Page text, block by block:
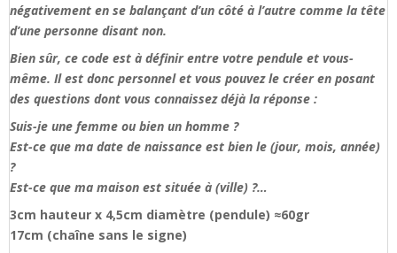
négativement en se balançant d’un côté à l’autre comme la tête
d’une personne disant non.
Bien sûr, ce code est à définir entre votre pendule et vous-
même. Il est donc personnel et vous pouvez le créer en posant
des questions dont vous connaissez déjà la réponse :
Suis-je une femme ou bien un homme ?
Est-ce que ma date de naissance est bien le (jour, mois, année)
?
Est-ce que ma maison est située à (ville) ?…
3cm hauteur x 4,5cm diamètre (pendule) ≈60gr
17cm (chaîne sans le signe)